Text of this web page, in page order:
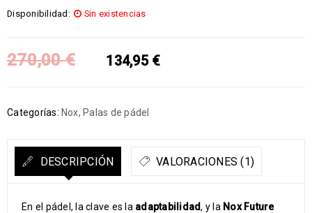
Disponibilidad: Sin existencias
270,00€ 134,95 €
Categorías: Nox, Palas de pádel
DESCRIPCIÓN VALORACIONES (1)
En el pádel, la clave es la adaptabilidad, y la Nox Future